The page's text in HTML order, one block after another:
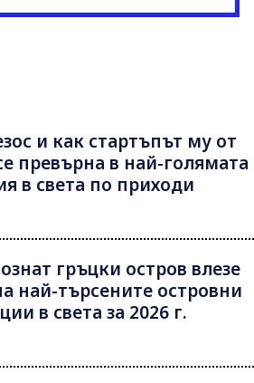
и как стартъпът му от
превърна в най-голямата
в света по приходи
гръцки остров влезе
най-търсените островни
в света за 2026 г.